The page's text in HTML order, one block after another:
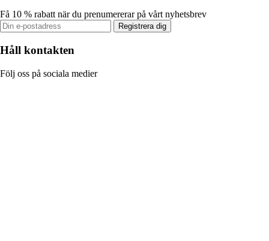
Få 10 % rabatt när du prenumererar på vårt nyhetsbrev
Registrera dig
Håll kontakten
Följ oss på sociala medier